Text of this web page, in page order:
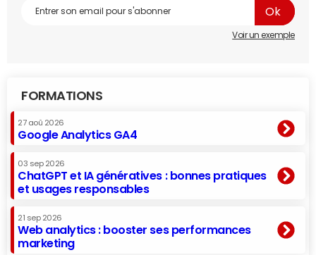
Voir un exemple
FORMATIONS
27 aoû 2026
Google Analytics GA4
03 sep 2026
ChatGPT et IA génératives : bonnes pratiques
et usages responsables
21 sep 2026
Web analytics : booster ses performances
marketing